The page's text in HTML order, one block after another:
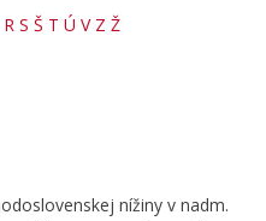
R S Š T Ú V Z Ž
nížiny v nadm.